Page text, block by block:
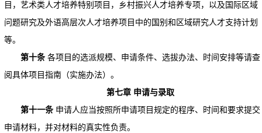
目，艺术类人才培养特别项目，乡村振兴人才培养专项，以及国际区域
问题研究及外语高层次人才培养项目中的国别和区域研究人才支持计划
等。
第十条各项目的选派规模、申请条件、选拔办法、时间安排等请查
阅具体项目指南（实施办法）。
第七章 申请与录取
第十一条申请人应当按照所申请项目规定的程序、时间和要求提交
申请材料，并对材料的真实性负责。